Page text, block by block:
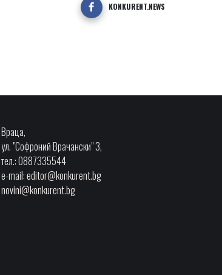
KONKURENT.NEWS
Враца,
ул. "Софроний Врачански" 3,
тел.: 0887335544
e-mail:editor@konkurent.bg
novini@konkurent.bg